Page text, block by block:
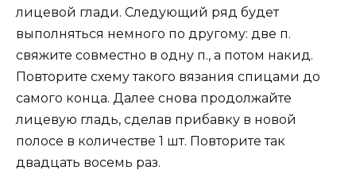
лицевой глади. Следующий ряд будет
выполняться немного по другому: две п.
свяжите совместно в одну п., а потом накид.
Повторите схему такого вязания спицами до
самого конца. Далее снова продолжайте
лицевую гладь, сделав прибавку в новой
полосе в количестве 1 шт. Повторите так
двадцать восемь раз.